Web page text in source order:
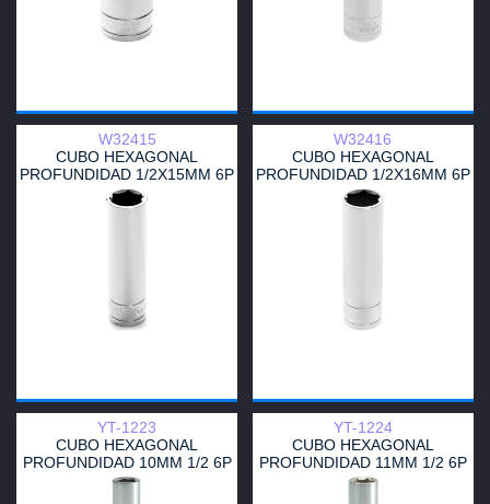
W32415
CUBO HEXAGONAL
PROFUNDIDAD 1/2X15MM 6P
PT
W32416
CUBO HEXAGONAL
PROFUNDIDAD 1/2X16MM 6P
PT
YT-1223
CUBO HEXAGONAL
PROFUNDIDAD 10MM 1/2 6P
YT-1224
CUBO HEXAGONAL
PROFUNDIDAD 11MM 1/2 6P